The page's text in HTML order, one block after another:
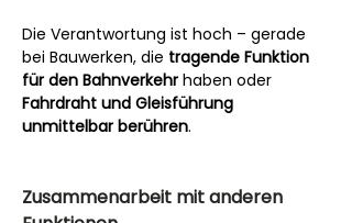
Die Verantwortung ist hoch – gerade
bei Bauwerken, die tragende Funktion
für den Bahnverkehr haben oder
Fahrdraht und Gleisführung
unmittelbar berühren.
Zusammenarbeit mit anderen